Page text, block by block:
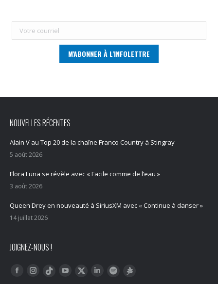
NOUVELLES RÉCENTES
Alain V au Top 20 de la chaîne Franco Country à Stingray
5 août 2026
Flora Luna se révèle avec « Facile comme de l’eau »
3 août 2026
Queen Drey en nouveauté à SiriusXM avec « Continue à danser »
14 juillet 2026
JOIGNEZ-NOUS !
Trouvez nous sur :
FacebookInstagram
Tiktok YouTubeTwitter LinkedInSpotify